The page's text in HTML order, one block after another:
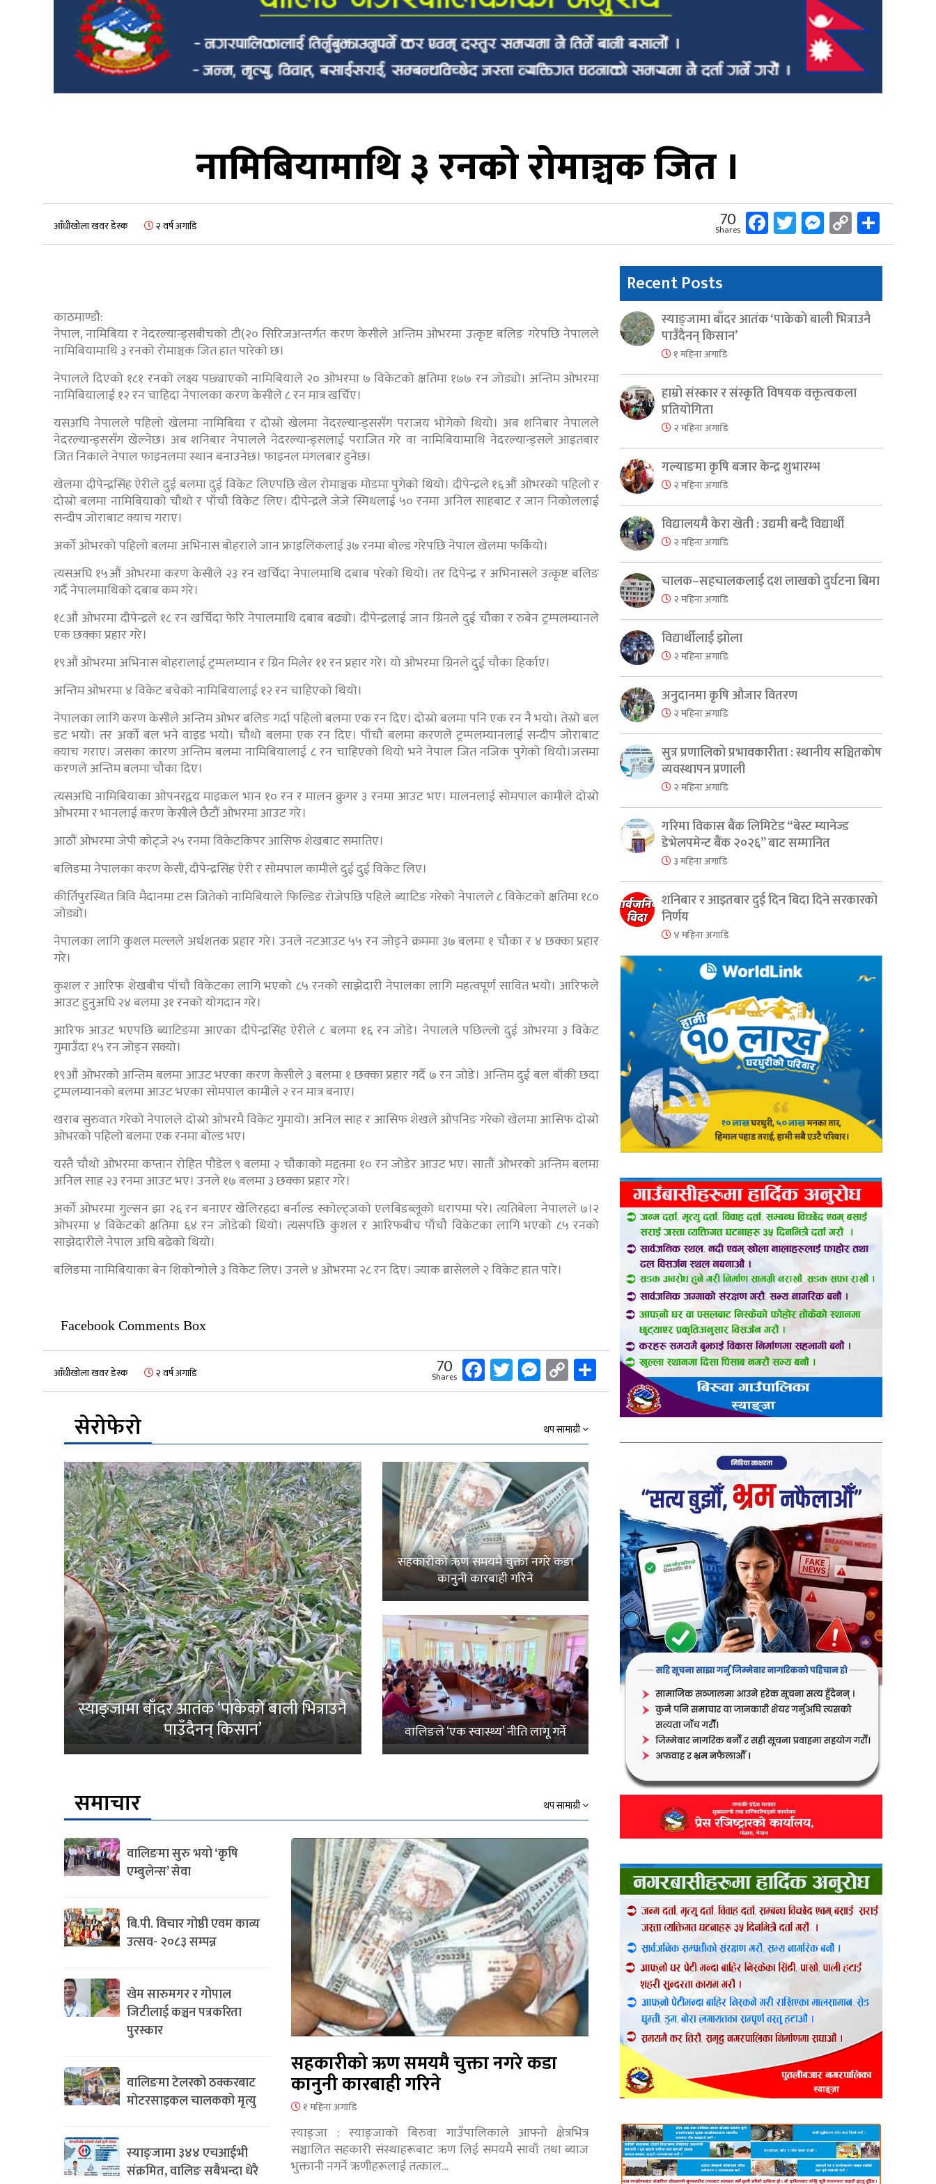
नामिबियामाथि ३ रनको रोमाञ्चक जित ।
आँधीखोला खवर डेस्क २ वर्ष अगाडि 70
Shares Facebook
Twitter
Messenger
Copy
Link
काठमाण्डौ:
नेपाल, नामिबिया र नेदरल्यान्ड्सबीचको टी(२० सिरिजअन्तर्गत करण केसीले अन्तिम ओभरमा उत्कृष्ट बलिङ गरेपछि नेपालले
नामिबियामाथि ३ रनको रोमाञ्चक जित हात पारेको छ।
नेपालले दिएको १८१ रनको लक्ष्य पछ्याएको नामिबियाले २० ओभरमा ७ विकेटको क्षतिमा १७७ रन जोड्यो। अन्तिम ‍ओभरमा
नामिबियालाई १२ रन चाहिदा नेपालका करण केसीले ८ रन मात्र खर्चिए।
यसअघि नेपालले पहिलो खेलमा नामिबिया र दोस्रो खेलमा नेदरल्यान्ड्ससँग पराजय भोगेको थियो। अब शनिबार नेपालले
नेदरल्यान्ड्ससँग खेल्नेछ। अब शनिबार नेपालले नेदरल्यान्ड्सलाई पराजित गरे वा नामिबियामाथि नेदरल्यान्ड्सले आइतबार
जित निकाले नेपाल फाइनलमा स्थान बनाउनेछ। फाइनल मंगलबार हुनेछ।
खेलमा दीपेन्द्रसिंह ऐरीले दुई बलमा दुई विकेट लिएपछि खेल रोमाञ्चक मोडमा पुगेको थियो। दीपेन्द्रले १६औं ओभरको पहिलो र
दोस्रो बलमा नामिबियाको चौथो र पाँचौ विकेट लिए। दीपेन्द्रले जेजे स्मिथलाई ५० रनमा अनिल साहबाट र जान निकोललाई
सन्दीप जोराबाट क्याच गराए।
अर्को ओभरको पहिलो बलमा अभिनास बोहराले जान फ्राइलिंकलाई ३७ रनमा बोल्ड गरेपछि नेपाल खेलमा फर्कियो।
त्यसअघि १५औं ओभरमा करण केसीले २३ रन खर्चिदा नेपालमाथि दबाब परेको थियो। तर दिपेन्द्र र अभिनासले उत्कृष्ट बलिङ
गर्दै नेपालमाथिको दबाब कम गरे।
१८औं ओभरमा दीपेन्द्रले १८ रन खर्चिदा फेरि नेपालमाथि दबाब बढ्यो। दीपेन्द्रलाई जान ग्रिनले दुई चौका र रुबेन ट्रम्पलम्यानले
एक छक्का प्रहार गरे।
१९औं ओभरमा अभिनास बोहरालाई ट्रम्पलम्यान र ग्रिन मिलेर ११ रन प्रहार गरे। यो ओभरमा ग्रिनले दुई चौका हिर्काए।
अन्तिम ओभरमा ४ विकेट बचेको नामिबियालाई १२ रन चाहिएको थियो।
नेपालका लागि करण केसीले अन्तिम ओभर बलिङ गर्दा पहिलो बलमा एक रन दिए। दोस्रो बलमा पनि एक रन नै भयो। तेस्रो बल
डट भयो। तर अर्को बल भने वाइड भयो। चौथो बलमा एक रन दिए। पाँचौ बलमा करणले ट्रम्पलम्यानलाई सन्दीप जोराबाट
क्याच गराए। जसका कारण अन्तिम बलमा नामिबियालाई ८ रन चाहिएको थियो भने नेपाल जित नजिक पुगेको थियो।जसमा
करणले अन्तिम बलमा चौका दिए।
त्यसअघि नामिबियाका ओपनरद्वय माइकल भान १० रन र मालन क्रुगर ३ रनमा आउट भए। मालनलाई सोमपाल कामीले दोस्रो
‌ओभरमा र भानलाई करण केसीले छैटौं ‌‌ओभरमा आउट गरे।
‍आठौं ओभरमा जेपी कोट्जे २५ रनमा विकेटकिपर आसिफ शेखबाट समातिए।
बलिङमा नेपालका करण केसी, दीपेन्द्रसिंह ऐरी र सोमपाल कामीले दुई दुई विकेट लिए।
कीर्तिपुरस्थित त्रिवि मैदानमा टस जितेको नामिबियाले फिल्डिङ रोजेपछि पहिले ब्याटिङ गरेको नेपालले ८ विकेटको क्षतिमा १८०
जोड्यो।
नेपालका लागि कुशल मल्लले अर्धशतक प्रहार गरे। उनले नटआउट ५५ रन जोड्ने क्रममा ३७ बलमा १ चौका र ४ छक्का प्रहार
गरे।
कुशल र आरिफ शेखबीच पाँचौ विकेटका लागि भएको ८५ रनको साझेदारी नेपालका लागि महत्वपूर्ण सावित भयो। आरिफले
आउट हुनुअघि २४ बलमा ३१ रनको योगदान गरे।
आरिफ आउट भएपछि ब्याटिङमा आएका दीपेन्द्रसिंह ऐरीले ८ बलमा १६ रन जोडे। नेपालले पछिल्लो दुई ओभरमा ३ विकेट
गुमाउँदा १५ रन जोड्न सक्यो।
१९औं ओभरको अन्तिम बलमा आउट भएका करण केसीले ३ बलमा १ छक्का प्रहार गर्दै ७ रन जोडे। अन्तिम दुई बल बाँकी छदा
ट्रम्पलम्यानको बलमा आउट भएका सोमपाल कामीले २ रन मात्र बनाए।
खराब सुरुवात गरेको नेपालले दोस्रो ओभरमै विकेट गुमायो। अनिल साह र आसिफ शेखले ओपनिङ गरेको खेलमा आसिफ दोस्रो
ओभरको पहिलो बलमा एक रनमा बोल्ड भए।
यस्तै चौथो ओभरमा कप्तान रोहित पौडेल ९ बलमा २ चौकाको मद्दतमा १० रन जोडेर आउट भए। सातौं ओभरको अन्तिम बलमा
अनिल साह २३ रनमा आउट भए। उनले १७ बलमा ३ छक्का प्रहार गरे।
अर्को ओभरमा गुल्सन झा २६ रन बनाएर खेलिरहदा बर्नाल्ड स्कोल्ट्जको एलबिडब्लूको धरापमा परे। त्यतिबेला नेपालले ७।२
ओभरमा ४ विकेटको क्षतिमा ६४ रन जोडेको थियो। त्यसपछि कुशल र आरिफबीच पाँचौ विकेटका लागि भएको ८५ रनको
साझेदारीले नेपाल अघि बढेको थियो।
बलिङमा नामिबियाका बेन शिकोन्गोले ३ विकेट लिए। उनले ४ ओभरमा २८ रन दिए। ज्याक ब्रासेलले २ विकेट हात पारे।
Facebook Comments Box
आँधीखोला खवर डेस्क २ वर्ष अगाडि 70
Shares Facebook
Twitter
Messenger
Copy
Link
Share
सेरोफेरो
थप सामाग्री
स्याङ्जामा बाँदर आतंक ‘पाकेको बाली भित्राउनै
पाउँदैनन् किसान’
सहकारीको ऋण समयमै चुक्ता नगरे कडा
कानुनी कारबाही गरिने
वालिङले ‘एक स्वास्थ्य’ नीति लागू गर्ने
समाचार थप सामाग्री
वालिङमा सुरु भयो ‘कृषि
एम्बुलेन्स’ सेवा
बि.पी. विचार गोष्ठी एवम काव्य
उत्सव- २०८३ सम्पन्न
खेम सारुमगर र गोपाल
जिटीलाई कञ्चन पत्रकरिता
पुरस्कार
वालिङमा टेलरको ठक्करबाट
मोटरसाइकल चालकको मृत्यु
स्याङ्जामा ३४४ एचआईभी
संक्रमित, वालिङ सबैभन्दा धेरै
सहकारीको ऋण समयमै चुक्ता नगरे कडा
कानुनी कारबाही गरिने
१ महिना अगाडि
स्याङ्जा : स्याङ्जाको बिरुवा गाउँपालिकाले आफ्नो क्षेत्रभित्र
सञ्चालित सहकारी संस्थाहरूबाट ऋण लिई समयमै सावाँ तथा ब्याज
भुक्तानी नगर्ने ऋणीहरूलाई तत्काल…
Recent Posts
स्याङ्जामा बाँदर आतंक ‘पाकेको बाली भित्राउनै
पाउँदैनन् किसान’
१ महिना अगाडि
हाम्रो संस्कार र संस्कृति विषयक वक्तृत्वकला
प्रतियोगिता
२ महिना अगाडि
गल्याङमा कृषि बजार केन्द्र शुभारम्भ
२ महिना अगाडि
विद्यालयमै केरा खेती : उद्यमी बन्दै विद्यार्थी
२ महिना अगाडि
चालक–सहचालकलाई दश लाखको दुर्घटना बिमा
२ महिना अगाडि
विद्यार्थीलाई झोला
२ महिना अगाडि
अनुदानमा कृषि औजार वितरण
२ महिना अगाडि
सुत्र प्रणालिको प्रभावकारीता : स्थानीय सञ्चितकोष
व्यवस्थापन प्रणाली
२ महिना अगाडि
गरिमा विकास बैंक लिमिटेड “बेस्ट म्यानेज्ड
डेभेलपमेन्ट बैंक २०२६” बाट सम्मानित
३ महिना अगाडि
शनिबार र आइतबार दुई दिन बिदा दिने सरकारको
निर्णय
४ महिना अगाडि